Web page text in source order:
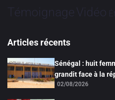
TémoignageVidéo
Articles récents
Sénégal : huit
grandit face à la
02/08/2026